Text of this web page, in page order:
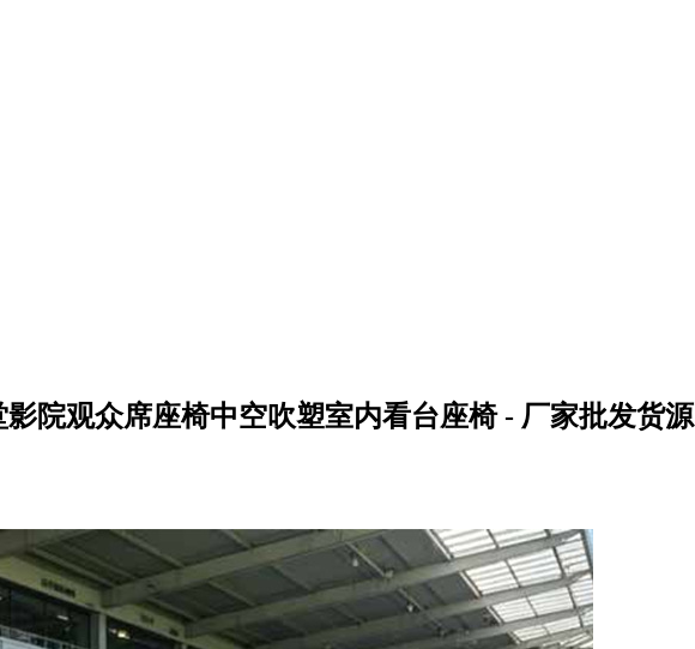
院观众席座椅中空吹塑室内看台座椅 - 厂家批发货源